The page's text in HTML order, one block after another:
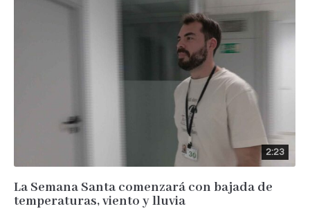
2:23
La Semana Santa comenzará con bajada de
temperaturas, viento y lluvia